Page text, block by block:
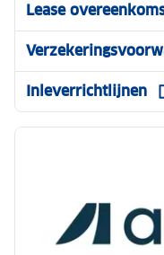
Lease
Inleverrichtlijnen